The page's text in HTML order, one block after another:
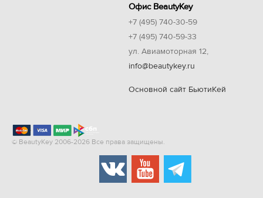
Офис BeautyKey
+7 (495) 740-30-59
+7 (495) 740-59-33
ул. Авиамоторная 12,
info@beautykey.ru
Основной сайт БьютиКей
© BeautyKey 2006-2026 Все права защищены.